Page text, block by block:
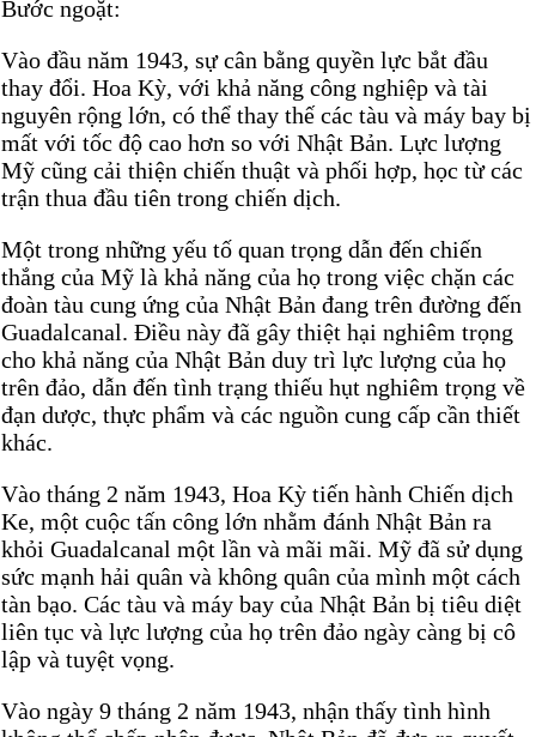
Bước ngoặt:
Vào đầu năm 1943, sự cân bằng quyền lực bắt đầu
thay đổi. Hoa Kỳ, với khả năng công nghiệp và tài
nguyên rộng lớn, có thể thay thế các tàu và máy bay bị
mất với tốc độ cao hơn so với Nhật Bản. Lực lượng
Mỹ cũng cải thiện chiến thuật và phối hợp, học từ các
trận thua đầu tiên trong chiến dịch.
Một trong những yếu tố quan trọng dẫn đến chiến
thắng của Mỹ là khả năng của họ trong việc chặn các
đoàn tàu cung ứng của Nhật Bản đang trên đường đến
Guadalcanal. Điều này đã gây thiệt hại nghiêm trọng
cho khả năng của Nhật Bản duy trì lực lượng của họ
trên đảo, dẫn đến tình trạng thiếu hụt nghiêm trọng về
đạn dược, thực phẩm và các nguồn cung cấp cần thiết
khác.
Vào tháng 2 năm 1943, Hoa Kỳ tiến hành Chiến dịch
Ke, một cuộc tấn công lớn nhằm đánh Nhật Bản ra
khỏi Guadalcanal một lần và mãi mãi. Mỹ đã sử dụng
sức mạnh hải quân và không quân của mình một cách
tàn bạo. Các tàu và máy bay của Nhật Bản bị tiêu diệt
liên tục và lực lượng của họ trên đảo ngày càng bị cô
lập và tuyệt vọng.
Vào ngày 9 tháng 2 năm 1943, nhận thấy tình hình